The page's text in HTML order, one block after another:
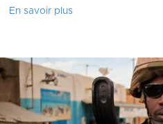
En savoir plus